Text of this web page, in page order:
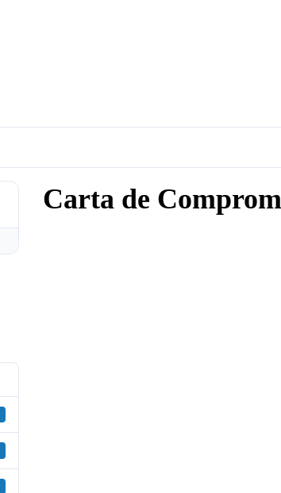
Carta de